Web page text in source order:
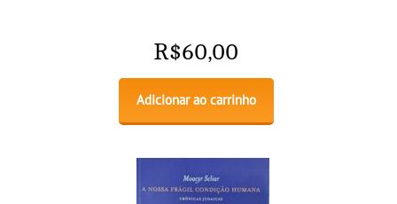
R$60,00
Adicionar ao carrinho